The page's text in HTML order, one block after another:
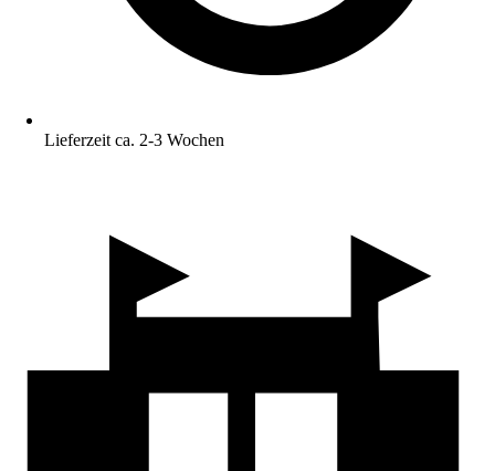
Lieferzeit ca. 2-3 Wochen